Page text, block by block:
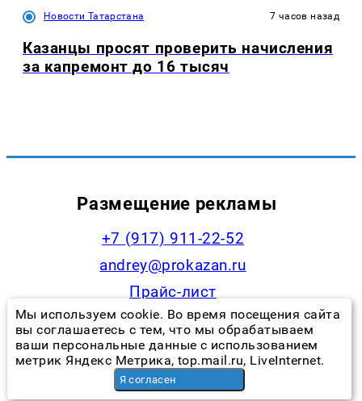
Новости Татарстана 7 часов назад
Казанцы просят проверить начисления
за капремонт до 16 тысяч
Размещение рекламы
+7 (917) 911-22-52
andrey@prokazan.ru
Прайс-лист
Наши менеджеры
Контакты редакции
Мы используем cookie. Во время посещения сайта
вы соглашаетесь с тем, что мы обрабатываем
ваши персональные данные с использованием
метрик Яндекс Метрика, top.mail.ru, LiveInternet.
Я согласен